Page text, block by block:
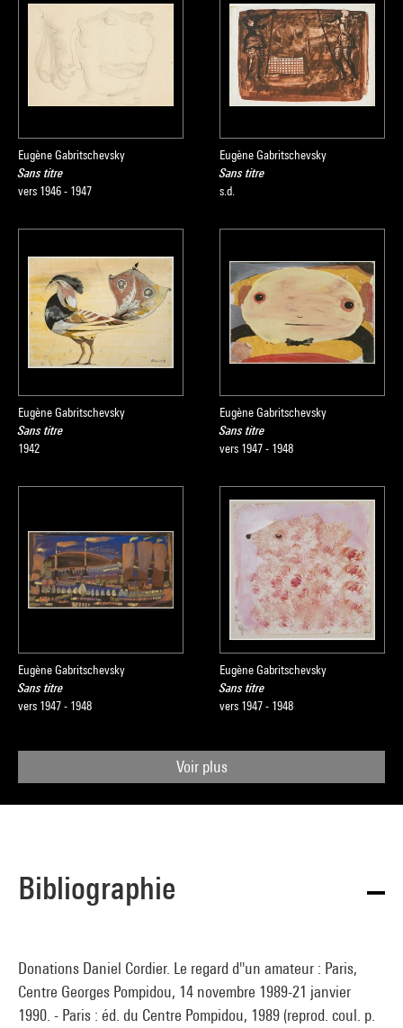
Eugène Gabritschevsky
Sans titre
vers 1946 - 1947
Eugène Gabritschevsky
Sans titre
s.d.
Eugène Gabritschevsky
Sans titre
1942
Eugène Gabritschevsky
Sans titre
vers 1947 - 1948
Eugène Gabritschevsky
Sans titre
vers 1947 - 1948
Eugène Gabritschevsky
Sans titre
vers 1947 - 1948
Voir plus
Bibliographie
Donations Daniel Cordier. Le regard d''un amateur : Paris,
Centre Georges Pompidou, 14 novembre 1989-21 janvier
1990. - Paris : éd. du Centre Pompidou, 1989 (reprod. coul. p.